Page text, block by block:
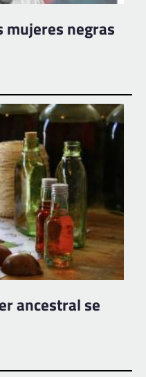
mujeres negras
ancestral se